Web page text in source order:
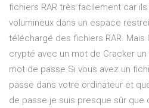
fichiers RAR très facilement car
volumineux dans un espace
téléchargé des fichiers RAR.
crypté avec un mot de Cracker
mot de passe Si vous avez un
passe dans votre ordinateur et
de passe je suis presque sûr que